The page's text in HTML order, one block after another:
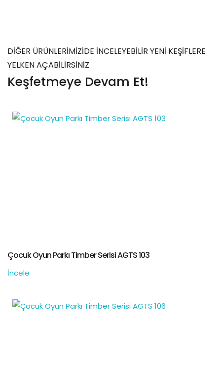
DİĞER ÜRÜNLERİMİZİDE İNCELEYEBİLİR YENİ KEŞİFLERE
YELKEN AÇABİLİRSİNİZ
Keşfetmeye Devam Et!
Çocuk Oyun Parkı Timber Serisi AGTS 103
İncele